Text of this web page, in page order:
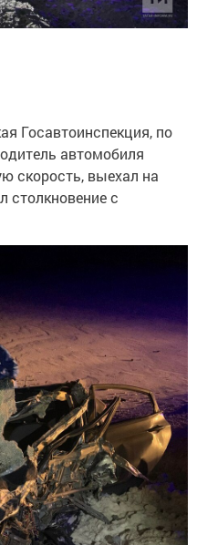
Госавтоинспекция, по
автомобиля
скорость, выехал на
столкновение с